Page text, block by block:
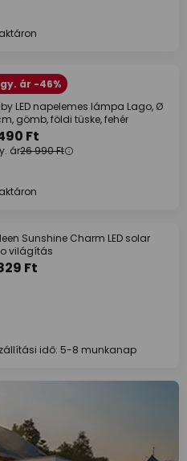
ár -46%
LED napelemes lámpa Lago, Ø
gömb, földi tüske, fehér
Ft
ár26 990 Ft
Sunshine Charm LED solar
világítás
Ft
idő: 5-8 munkanap